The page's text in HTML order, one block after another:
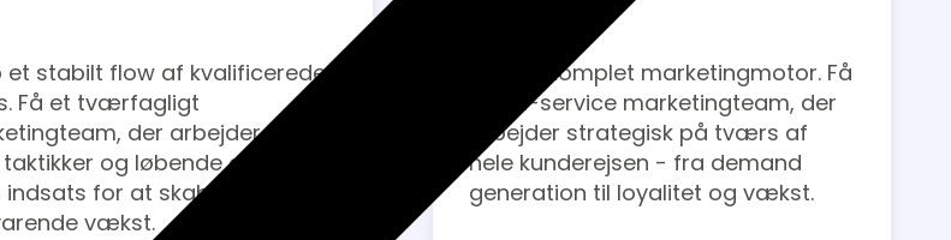
et stabilt flow af kvalificerede
Få et tværfagligt
der arbejder med
og løbende optimerer
indsats for at skabe
vækst.
Byg en komplet marketingmotor. Få
et full-service marketingteam, der
arbejder strategisk på tværs af
hele kunderejsen - fra demand
generation til loyalitet og vækst.